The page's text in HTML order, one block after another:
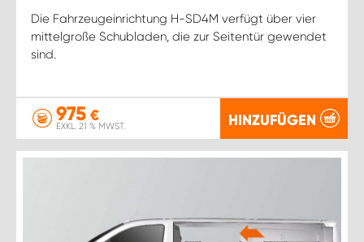
Die Fahrzeugeinrichtung H-SD4M verfügt über vier
mittelgroße Schubladen, die zur Seitentür gewendet
sind.
975 €
EXKL. 21 % MWST. HINZUFÜGEN